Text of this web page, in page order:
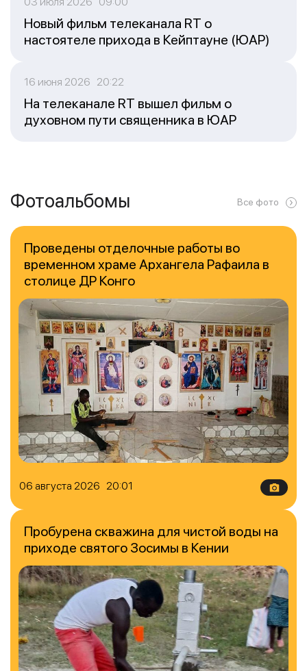
Новый фильм телеканала RT о
настоятеле прихода в Кейптауне (ЮАР)
16 июня 2026 20:22
На телеканале RT вышел фильм о
духовном пути священника в ЮАР
Фотоальбомы Все фото
06 августа 2026 20:01
Проведены отделочные работы во
временном храме Архангела Рафаила в
столице ДР Конго
Пробурена скважина для чистой воды на
приходе святого Зосимы в Кении